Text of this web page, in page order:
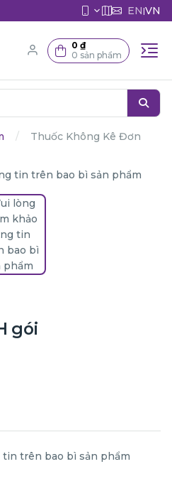
EN|VN
0 ₫
0 sản phẩm
Thuốc Không Kê Đơn
gói
trên bao bì sản phẩm